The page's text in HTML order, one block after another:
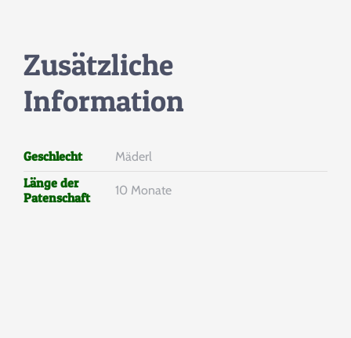
Zusätzliche
Information
Geschlecht Mäderl
Länge der
Patenschaft
10 Monate